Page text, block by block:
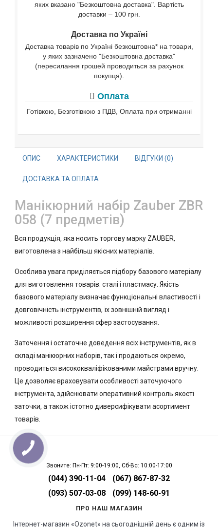
яких вказано "Безкоштовна доставка". Вартість
доставки – 100 грн.
Доставка по Україні
Доставка товарів по Україні безкоштовна* на товари,
у яких зазначено "Безкоштовна доставка"
(пересилання грошей проводиться за рахунок
покупця).
Оплата
Готівкою, Безготівкою з ПДВ, Оплата при отриманні
ОПИС ХАРАКТЕРИСТИКИ ВІДГУКИ (0)
ДОСТАВКА ТА ОПЛАТА
Манікюрний набір Zauber ZBR
058 (7 предметів)
Вся продукція, яка носить торгову марку ZAUBER,
виготовлена з найбільш якісних матеріалів.
Особлива увага приділяється підбору базового матеріалу
для виготовлення товарів: сталі і пластмасу. Якість
базового матеріалу визначає функціональні властивості і
довговічність інструментів, їх зовнішній вигляд і
можливості розширення сфер застосування.
Заточення і остаточне доведення всіх інструментів, як в
складі манікюрних наборів, так і продаються окремо,
проводиться висококваліфікованими майстрами вручну.
Це дозволяє враховувати особливості заточуючого
інструмента, здійснювати оперативний контроль якості
заточки, а також істотно диверсифікувати асортимент
товарів.
Звоните: Пн-Пт: 9:00-19:00, Сб-Вс: 10:00-17:00
(044) 390-11-04
(067) 867-87-32
(093) 507-03-08
(099) 148-60-91
ПРО НАШ МАГАЗИН
Інтернет-магазин «Ozonet» на сьогоднішній день є одним із